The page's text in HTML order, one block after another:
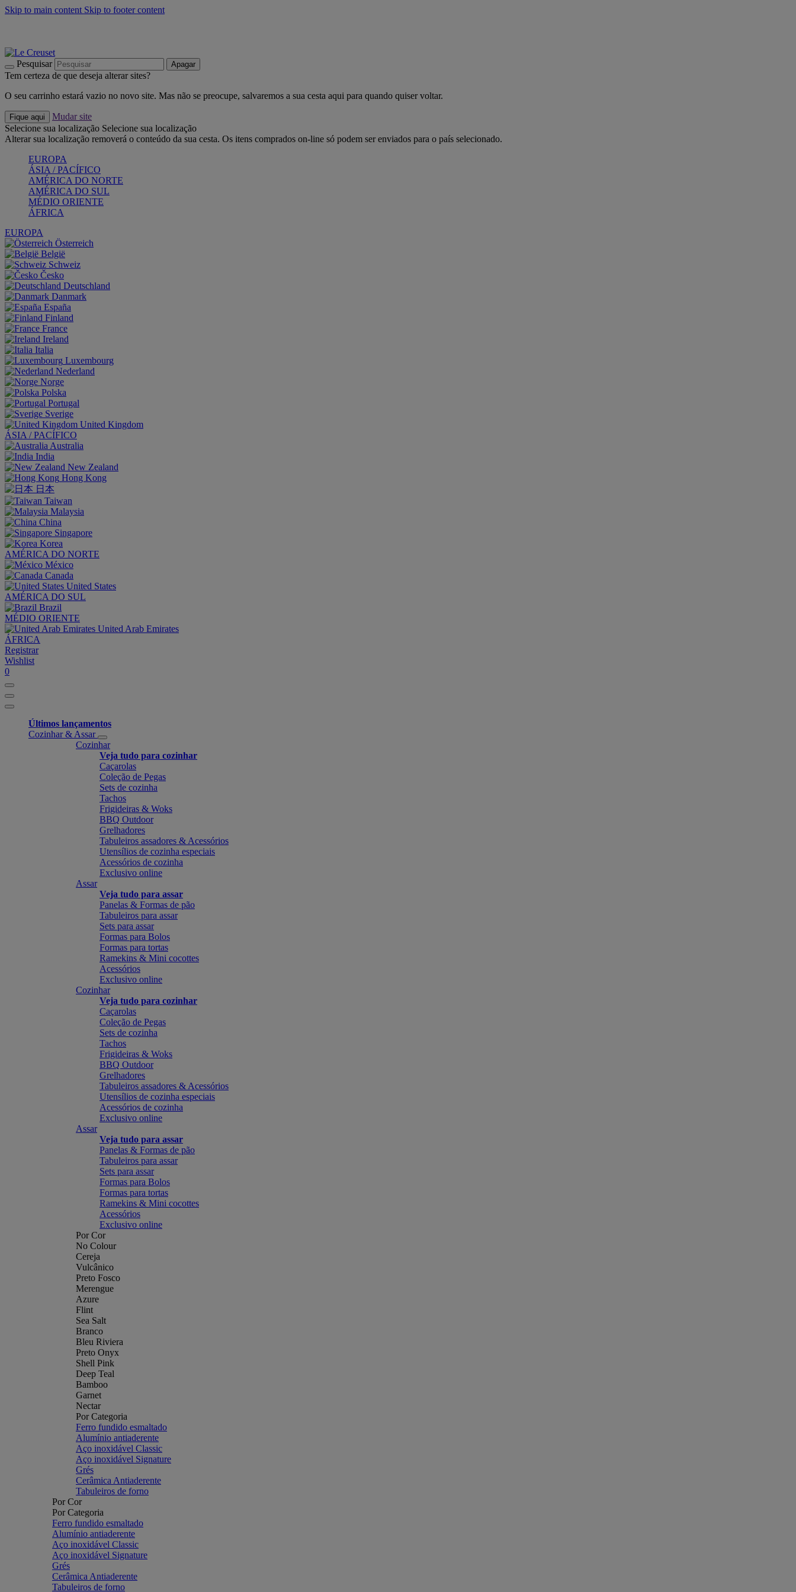
Skip to main content Skip to footer content
Pesquisar Apagar
Tem certeza de que deseja alterar sites?
O seu carrinho estará vazio no novo site. Mas não se preocupe, salvaremos a sua cesta aqui para quando quiser voltar.
Fique aqui
Mudar site
Selecione sua localização Selecione sua localização
Alterar sua localização removerá o conteúdo da sua cesta. Os itens comprados on-line só podem ser enviados para o país selecionado.
EUROPA
ÁSIA / PACÍFICO
AMÉRICA DO NORTE
AMÉRICA DO SUL
MÉDIO ORIENTE
ÁFRICA
EUROPA
Österreich
België
Schweiz
Česko
Deutschland
Danmark
España
Finland
France
Ireland
Italia
Luxembourg
Nederland
Norge
Polska
Portugal
Sverige
United Kingdom
ÁSIA / PACÍFICO
Australia
India
New Zealand
Hong Kong
日本
Taiwan
Malaysia
China
Singapore
Korea
AMÉRICA DO NORTE
México
Canada
United States
AMÉRICA DO SUL
Brazil
MÉDIO ORIENTE
United Arab Emirates
ÁFRICA
Registrar
Wishlist
0
Últimos lançamentos
Cozinhar & Assar
Cozinhar
Veja tudo para cozinhar
Caçarolas
Coleção de Pegas
Sets de cozinha
Tachos
Frigideiras & Woks
BBQ Outdoor
Grelhadores
Tabuleiros assadores & Acessórios
Utensílios de cozinha especiais
Acessórios de cozinha
Exclusivo online
Assar
Veja tudo para assar
Panelas & Formas de pão
Tabuleiros para assar
Sets para assar
Formas para Bolos
Formas para tortas
Ramekins & Mini cocottes
Acessórios
Exclusivo online
Cozinhar
Veja tudo para cozinhar
Caçarolas
Coleção de Pegas
Sets de cozinha
Tachos
Frigideiras & Woks
BBQ Outdoor
Grelhadores
Tabuleiros assadores & Acessórios
Utensílios de cozinha especiais
Acessórios de cozinha
Exclusivo online
Assar
Veja tudo para assar
Panelas & Formas de pão
Tabuleiros para assar
Sets para assar
Formas para Bolos
Formas para tortas
Ramekins & Mini cocottes
Acessórios
Exclusivo online
Por Cor
No Colour
Cereja
Vulcânico
Preto Fosco
Merengue
Azure
Flint
Sea Salt
Branco
Bleu Riviera
Preto Onyx
Shell Pink
Deep Teal
Bamboo
Garnet
Nectar
Por Categoria
Ferro fundido esmaltado
Alumínio antiaderente
Aço inoxidável Classic
Aço inoxidável Signature
Grés
Cerâmica Antiaderente
Tabuleiros de forno
Por Cor
Por Categoria
Ferro fundido esmaltado
Alumínio antiaderente
Aço inoxidável Classic
Aço inoxidável Signature
Grés
Cerâmica Antiaderente
Tabuleiros de forno